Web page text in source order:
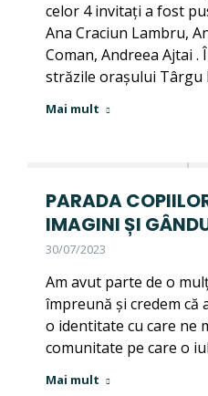
celor 4 invitați a fost
Ana Craciun Lambru,
Coman, Andreea Ajtai
străzile orașului Târgu
Mai mult
PARADA
IMAGINI ȘI
30/07/2023
Am avut parte de o
împreună și credem că
o identitate cu care ne
comunitate pe care o
Mai mult